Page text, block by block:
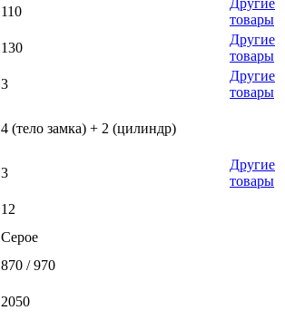
110
товары
130
Другие
товары
3
Другие
товары
4 (тело замка) + 2 (цилиндр)
3
Другие
товары
12
Серое
870 / 970
2050